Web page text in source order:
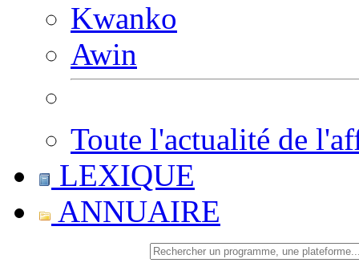
Kwanko
Awin
Toute l'actualité de
LEXIQUE
ANNUAIRE